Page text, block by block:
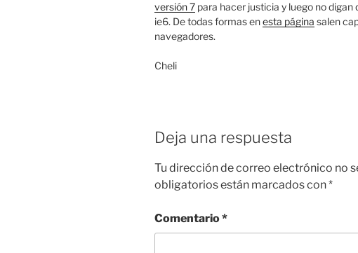
versión 7 para hacer justicia y luego no
ie6. De todas formas enesta página salen
navegadores.
Cheli
Deja una respuesta
Tu dirección de correo electrónico no
obligatorios están marcados con*
Comentario*